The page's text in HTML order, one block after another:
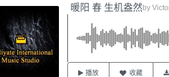
暖阳 春 生机盎然by
播放 收藏